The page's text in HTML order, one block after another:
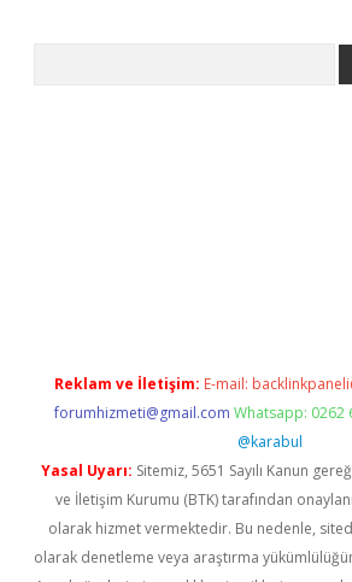
Reklam ve İletişim: E-mail:
forumhizmeti@gmail.com Whatsapp: 0262
@karabul
Yasal Uyarı: Sitemiz, 5651 Sayılı Kanun
ve İletişim Kurumu (BTK) tarafından
olarak hizmet vermektedir. Bu nedenle,
olarak denetleme veya araştırma